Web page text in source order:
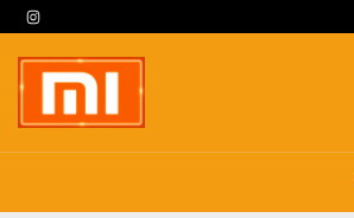
SEU DESCONTO EXCLUSIVO